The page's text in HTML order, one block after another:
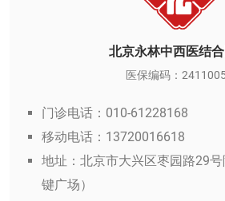
北京永林中西医结
医保编码：
门诊电话：010-61228168
移动电话：13720016618
地址：北京市大兴区枣园路29
键广场）